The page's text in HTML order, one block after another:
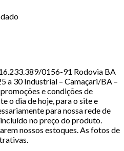
0156-91 Rodovia BA
a 30 Industrial – Camaçari/BA –
e condições de
o dia de hoje, para o site e
para nossa rede de
no preço do produto.
nossos estoques. As fotos de